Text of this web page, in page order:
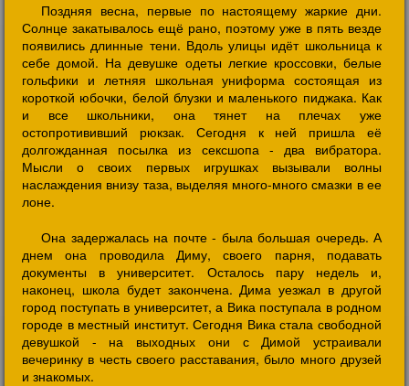
Поздняя весна, первые по настоящему жаркие дни.
Солнце закатывалось ещё рано, поэтому уже в пять везде
появились длинные тени. Вдоль улицы идёт школьница к
себе домой. На девушке одеты легкие кроссовки, белые
гольфики и летняя школьная униформа состоящая из
короткой юбочки, белой блузки и маленького пиджака. Как
и все школьники, она тянет на плечах уже
остопротививший рюкзак. Сегодня к ней пришла её
долгожданная посылка из сексшопа - два вибратора.
Мысли о своих первых игрушках вызывали волны
наслаждения внизу таза, выделяя много-много смазки в ее
лоне.
Она задержалась на почте - была большая очередь. А
днем она проводила Диму, своего парня, подавать
документы в университет. Осталось пару недель и,
наконец, школа будет закончена. Дима уезжал в другой
город поступать в университет, а Вика поступала в родном
городе в местный институт. Сегодня Вика стала свободной
девушкой - на выходных они с Димой устраивали
вечеринку в честь своего расставания, было много друзей
и знакомых.